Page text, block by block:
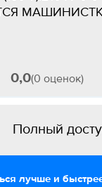
0,0(0 оценок)
Полный
лучше и